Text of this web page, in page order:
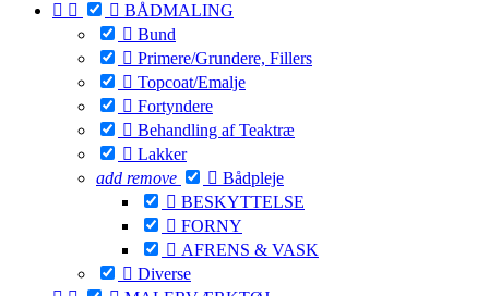
   BÅDMALING
 Bund
 Primere/Grundere, Fillers
 Topcoat/Emalje
 Fortyndere
 Behandling af Teaktræ
 Lakker
add remove  Bådpleje
 BESKYTTELSE
 FORNY
 AFRENS & VASK
 Diverse